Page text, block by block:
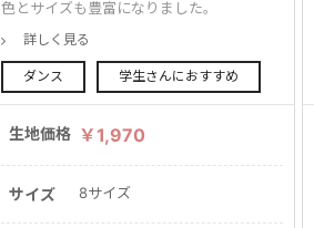
色とサイズも豊富になりました。
詳しく見る
ダンス 学生さんにおすすめ
生地価格 ￥1,970
サイズ 8サイズ